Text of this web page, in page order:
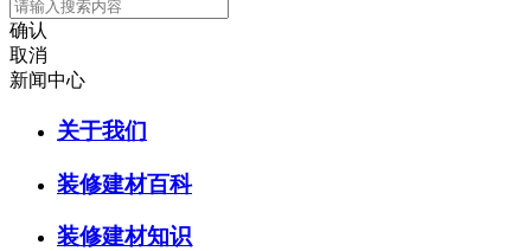
确认
取消
新闻中心
关于我们
装修建材百科
装修建材知识